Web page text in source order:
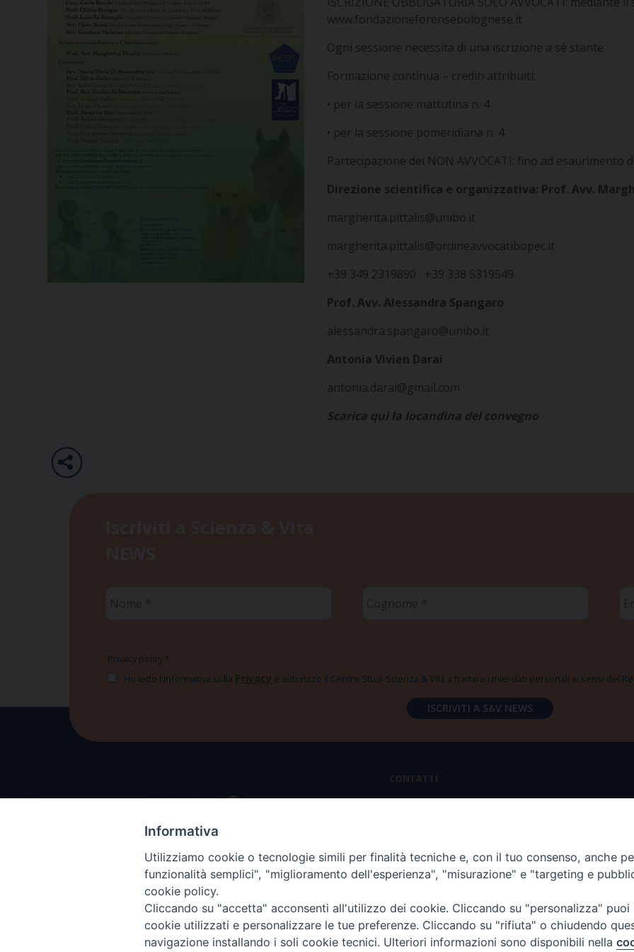
www.fondazioneforensebolognese.it
Ogni sessione necessita di una iscrizione a sé stante.
Formazione continua – crediti attribuiti:
• per la sessione mattutina n. 4
• per la sessione pomeridiana n. 4
Partecipazione dei NON AVVOCATI: fino ad esaurimento
Direzione scientifica e organizzativa: Prof. Avv.
margherita.pittalis@unibo.it
margherita.pittalis@ordineavvocatibopec.it
+39 349 2319890 +39 338 5319549
Prof. Avv. Alessandra Spangaro
alessandra.spangaro@unibo.it
Antonia Vivien Darai
antonia.darai@gmail.com
Scarica qui la locandina del convegno
Privacy policy *
Ho letto l'informativa sulla Privacy e autorizzo il Centro Studi Scienza & Vita a trattare i miei dati personali ai sensi del
CONTATTI
segreteria@scienzaevita.org
Informativa
Utilizziamo cookie o tecnologie simili per finalità tecniche e, con il tuo consenso, anche
funzionalità semplici", "miglioramento dell'esperienza", "misurazione" e "targeting e
cookie policy.
Cliccando su "accetta" acconsenti all'utilizzo dei cookie. Cliccando su "personalizza"
cookie utilizzati e personalizzare le tue preferenze. Cliccando su "rifiuta" o chiudendo
navigazione installando i soli cookie tecnici. Ulteriori informazioni sono disponibili nella